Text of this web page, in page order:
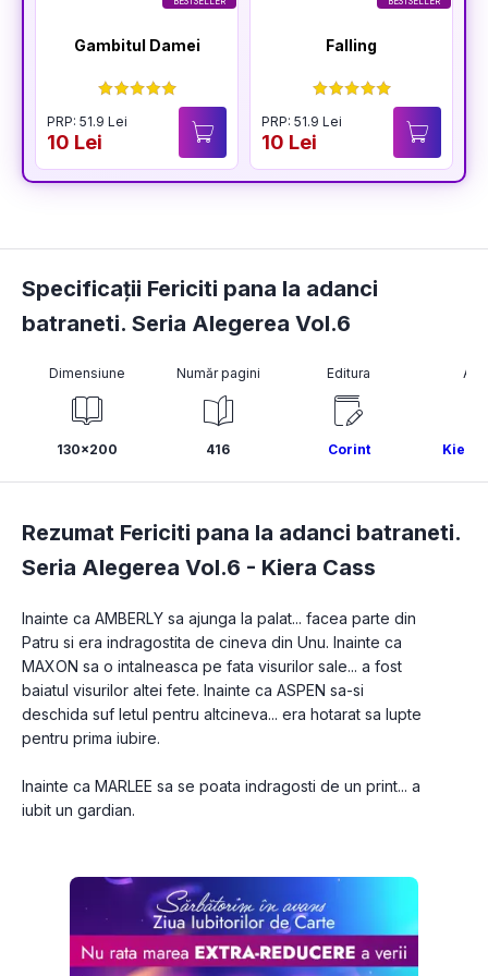
Gambitul Damei
PRP: 51.9 Lei
10 Lei
Falling
PRP: 51.9 Lei
10 Lei
Specificații Fericiti pana la adanci
batraneti. Seria Alegerea Vol.6
Dimensiune
130x200
Număr pagini
416
Editura
Corint Kiera
Rezumat Fericiti pana la adanci batraneti.
Seria Alegerea Vol.6 - Kiera Cass
Inainte ca AMBERLY sa ajunga la palat... facea parte din
Patru si era indragostita de cineva din Unu. Inainte ca
MAXON sa o intalneasca pe fata visurilor sale... a fost
baiatul visurilor altei fete. Inainte ca ASPEN sa-si
deschida suf letul pentru altcineva... era hotarat sa lupte
Inainte ca MARLEE sa se poata indragosti de un print... a
iubit un gardian.